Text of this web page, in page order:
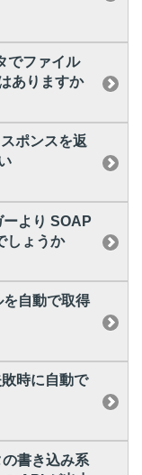
でファイル
ありますか
ポンスを返
より SOAP
しょうか
自動で取得
時に自動で
書き込み系